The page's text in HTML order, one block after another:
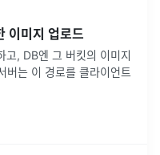
미지 업로드
고, DB엔 그 버킷의 이미지
버는 이 경로를 클라이언트